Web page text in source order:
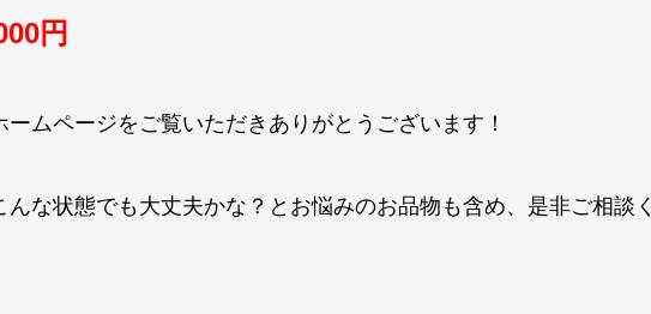
円
ームページをご覧いただきありがとうございます！
んな状態でも大丈夫かな？とお悩みのお品物も含め、是非ご相談く